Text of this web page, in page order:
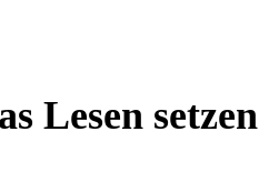
Lesen setzen